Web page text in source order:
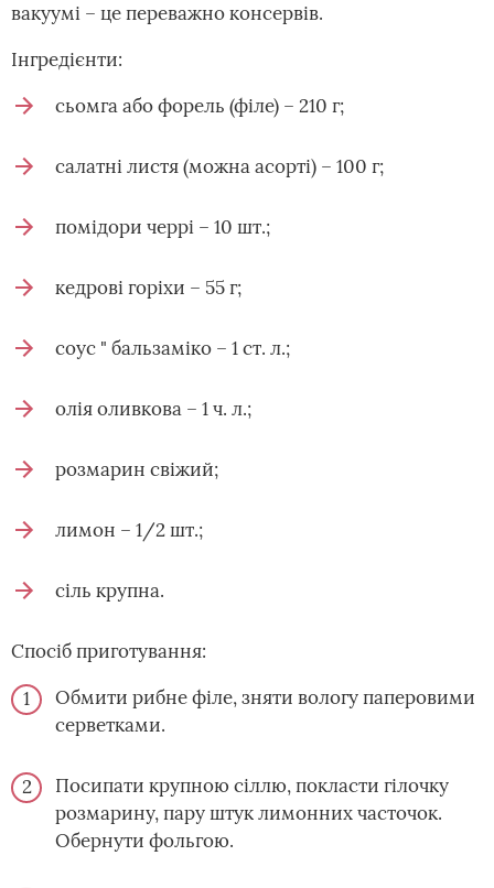
вакуумі – це переважно консервів.
Інгредієнти:
сьомга або форель (філе) – 210 г;
салатні листя (можна асорті) – 100 г;
помідори черрі – 10 шт.;
кедрові горіхи – 55 г;
соус " бальзаміко – 1 ст. л.;
олія оливкова – 1 ч. л.;
розмарин свіжий;
лимон – 1/2 шт.;
сіль крупна.
Спосіб приготування:
Обмити рибне філе, зняти вологу паперовими
серветками.
Посипати крупною сіллю, покласти гілочку
розмарину, пару штук лимонних часточок.
Обернути фольгою.